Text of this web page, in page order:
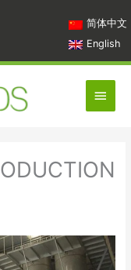
简体中文
English
主
菜